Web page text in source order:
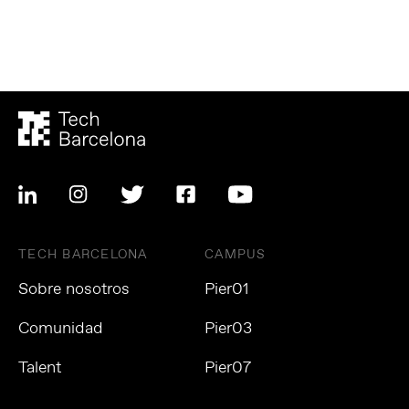
TECH BARCELONA
Sobre nosotros
Comunidad
Talent
CAMPUS
Pier01
Pier03
Pier07